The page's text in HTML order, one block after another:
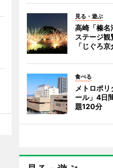
見る・遊ぶ
高崎「榛名
ステージ
「じぐろ京
食べる
メトロポ
ール」4日
題120分